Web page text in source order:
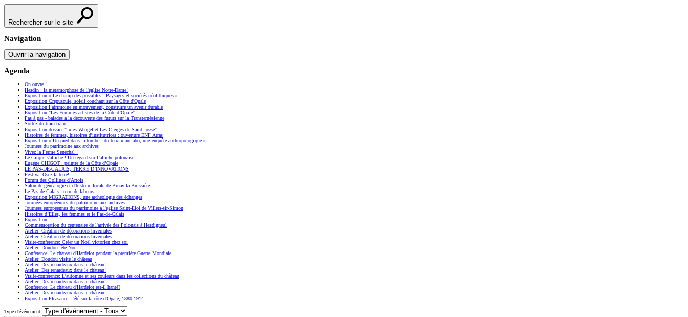
Rechercher sur le site
Navigation
Ouvrir la navigation
Agenda
On ouvre !
Hesdin : la métamorphose de l'église Notre-Dame!
Exposition « Le champ des possibles - Paysages et sociétés néolithiques »
Exposition Crépuscule, soleil couchant sur la Côte d'Opale
Exposition Patrimoine en mouvement, construire un avenir durable
Exposition "Les Femmes artistes de la Côte d’Opale"
Pas à pas - balades à la découverte des futurs sur la Transternésienne
Sortez du train-train !
Exposition-dossier "Jules Wengel et Les Cierges de Saint-Josse"
Histoires de femmes, histoires d'institutrices : ouverture ENF Arras
Exposition « Un pied dans la tombe : du terrain au labo, une enquête anthropologique »
Journées du patrimoine aux archives
Vivez la Ferme Sénéchal !
Le Cirque s'affiche ! Un regard sur l’affiche polonaise
Eugène CHIGOT : peintre de la Côte d’Opale
LE PAS-DE-CALAIS, TERRE D’INNOVATIONS
Festival Osez la terre!
Forum des Collines d'Artois
Salon de généalogie et d'histoire locale de Bruay-la-Buissière
Le Pas-de-Calais : terre de labeurs
Exposition MIGRATIONS, une archéologie des échanges
Journées européennes du patrimoine aux archives
Journées européennes du patrimoine à l'église Saint-Eloi de Villers-sir-Simon
Histoires d’Elles, les femmes et le Pas-de-Calais
Exposition
Commémoration du centenaire de l'arrivée des Polonais à Hesdigneul
Atelier: Création de décorations hivernales
Atelier: Création de décorations hivernales
Visite-conférence: Créer un Noël victorien chez soi
Atelier: Doudou fête Noël
Conférence: Le château d'Hardelot pendant la première Guerre Mondiale
Atelier: Doudou visite le château
Atelier: Des renardeaux dans le château!
Atelier: Des renardeaux dans le château!
Visite-conférence: L'automne et ses couleurs dans les collections du château
Atelier: Des renardeaux dans le château!
Conférence: Le château d'Hardelot est-il hanté?
Atelier: Des renardeaux dans le château!
Exposition Pleasance, l'été sur la côte d'Opale, 1880-1914
Type d'événement